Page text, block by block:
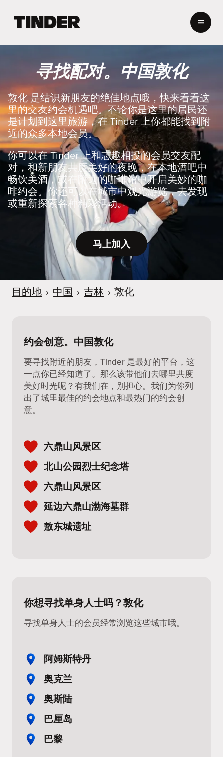
e
r
页
寻找配对。中国敦化
敦化 是结识新朋友的绝佳地点哦，快来看看这
里的交友约会机遇吧。不论你是这里的居民还
是计划到这里旅游，在 Tinder 上你都能找到附
近的众多本地会员。
你可以在 Tinder 上和志趣相投的会员交友配
对，和新朋友共度美好的夜晚，在本地酒吧中
畅饮美酒，或在附近的咖啡馆中开启美妙的咖
啡约会。你还可以在城市中观光游览，去发现
或重新探索各种精彩活动。
马上加入
目的地 › 中国 › 吉林 › 敦化
约会创意。中国敦化
要寻找附近的朋友，Tinder 是最好的平台，这
一点你已经知道了。那么该带他们去哪里共度
美好时光呢？有我们在，别担心。我们为你列
出了城里最佳的约会地点和最热门的约会创
意。
六鼎山风景区
北山公园烈士纪念塔
六鼎山风景区
延边六鼎山渤海墓群
敖东城遗址
你想寻找单身人士吗？敦化
寻找单身人士的会员经常浏览这些城市哦。
阿姆斯特丹
奥克兰
奥斯陆
巴厘岛
巴黎